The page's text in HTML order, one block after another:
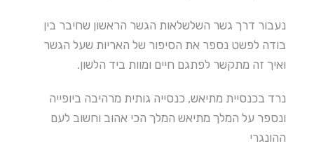
נעבור דרך גשר השלשלאות הגשר הראשון שחיבר בין
בודה לפשט נספר את הסיפור של האריות שעל הגשר
ואיך זה מתקשר לפתגם חיים ומוות ביד הלשון.
נרד בכנסיית מתיאש, כנסייה גותית מרהיבה ביופייה
ונספר על המלך מתיאש המלך הכי אהוב וחשוב לעם
ההונגרי